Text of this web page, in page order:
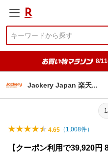
8/
Jackery Japan 楽天
4.65 （ 1,008件）
【クーポン利用で39,920